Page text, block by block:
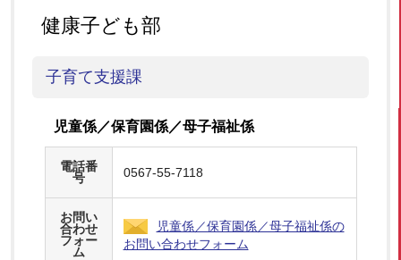
健康子ども部
子育て支援課
児童係／保育園係／母子福祉係
電話番
号
0567-55-7118
お問い
合わせ
フォー
ム
児童係／保育園係／母子福祉係の
お問い合わせフォーム